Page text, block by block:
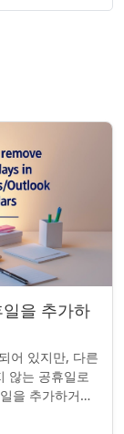
을 추가하
어 있지만, 다른
않는 공휴일로
을 추가하거나